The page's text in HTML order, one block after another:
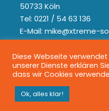
50733 Köln
Tel: 0221 / 54 63 136
E-Mail: mike@xtreme-
Diese Webseite
unserer Dienste erklären
dass wir Cookies
Ok, alles klar!